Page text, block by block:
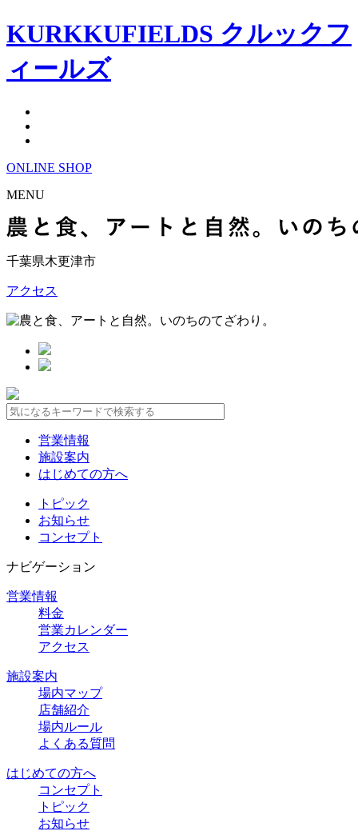
KURKKUFIELDS クルックフ
ィールズ
ONLINE SHOP
MENU
千葉県木更津市
アクセス
営業情報
施設案内
はじめての方へ
トピック
お知らせ
コンセプト
ナビゲーション
営業情報
料金
営業カレンダー
アクセス
施設案内
場内マップ
店舗紹介
場内ルール
よくある質問
はじめての方へ
コンセプト
トピック
お知らせ